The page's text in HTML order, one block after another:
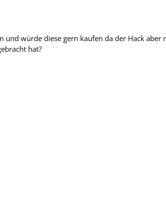
und würde diese gern kaufen da der Hack
hat?